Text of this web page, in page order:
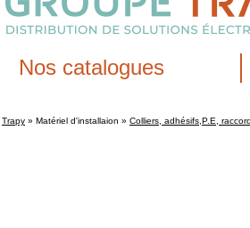
Nos catalogues
Trapy » Matériel d'installaion » Colliers, adhésifs,P.E,